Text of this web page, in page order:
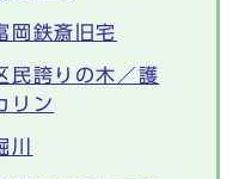
岡鉄斎旧宅
民誇りの木／護
リン
川